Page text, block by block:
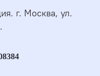
г. Москва, ул.